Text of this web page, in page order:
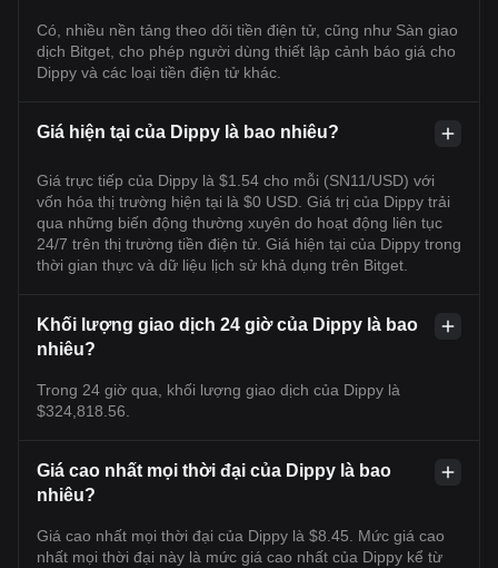
Có, nhiều nền tảng theo dõi tiền điện tử, cũng như Sàn giao
dịch Bitget, cho phép người dùng thiết lập cảnh báo giá cho
Dippy và các loại tiền điện tử khác.
Giá hiện tại của Dippy là bao nhiêu?
Giá trực tiếp của Dippy là $1.54 cho mỗi (SN11/USD) với
vốn hóa thị trường hiện tại là $0 USD. Giá trị của Dippy trải
qua những biến động thường xuyên do hoạt động liên tục
24/7 trên thị trường tiền điện tử. Giá hiện tại của Dippy trong
thời gian thực và dữ liệu lịch sử khả dụng trên Bitget.
Khối lượng giao dịch 24 giờ của Dippy là bao
nhiêu?
Trong 24 giờ qua, khối lượng giao dịch của Dippy là
$324,818.56.
Giá cao nhất mọi thời đại của Dippy là bao
nhiêu?
Giá cao nhất mọi thời đại của Dippy là $8.45. Mức giá cao
nhất mọi thời đại này là mức giá cao nhất của Dippy kể từ